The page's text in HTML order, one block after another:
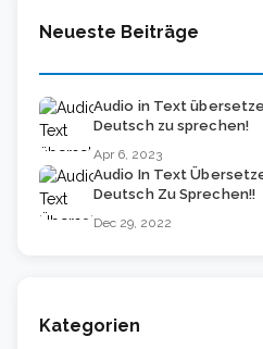
Neueste Beiträge
Audio in Text
Deutsch zu sprechen!
Apr 6, 2023
Audio In Text
Deutsch Zu Sprechen!!
Dec 29, 2022
Kategorien